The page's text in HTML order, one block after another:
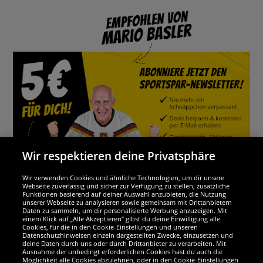
Wir sind ausgezeichnet
Wir respektieren deine Privatsphäre
Wir verwenden Cookies und ähnliche Technologien, um dir unsere
Webseite zuverlässig und sicher zur Verfügung zu stellen, zusätzliche
Funktionen basierend auf deiner Auswahl anzubieten, die Nutzung
unserer Webseite zu analysieren sowie gemeinsam mit Drittanbietern
Daten zu sammeln, um dir personalisierte Werbung anzuzeigen. Mit
einem Klick auf „Alle Akzeptieren“ gibst du deine Einwilligung alle
Cookies, für die in den Cookie-Einstellungen und unseren
Datenschutzhinweisen einzeln dargestellten Zwecke, einzusetzen und
deine Daten durch uns oder durch Drittanbieter zu verarbeiten. Mit
Ausnahme der unbedingt erforderlichen Cookies hast du auch die
Möglichkeit alle Cookies abzulehnen, oder in den Cookie-Einstellungen